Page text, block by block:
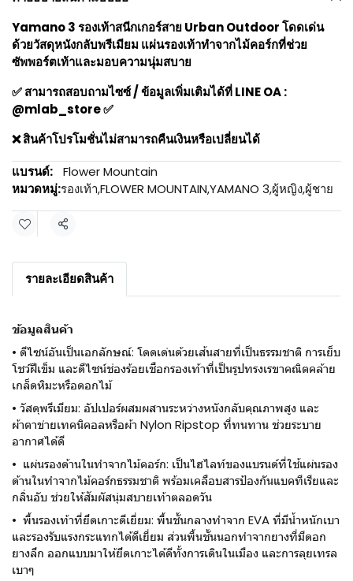
Yamano 3 รองเท้าสนีกเกอร์สาย Urban Outdoor โดดเด่น
ด้วยวัสดุหนังกลับพรีเมียม แผ่นรองเท้าทำจากไม้คอร์กที่ช่วย
ซัพพอร์ตเท้าและมอบความนุ่มสบาย
✅ สามารถสอบถามไซซ์ / ข้อมูลเพิ่มเติมได้ที่ LINE OA :
@mlab_store ✅
❌ สินค้าโปรโมชั่นไม่สามารถคืนเงินหรือเปลี่ยนได้
แบรนด์:
Flower Mountain
หมวดหมู่:รองเท้า,FLOWER MOUNTAIN,YAMANO 3,ผู้หญิง,ผู้ชาย
แชร์
รายละเอียดสินค้า
ข้อมูลสินค้า
• ดีไซน์อันเป็นเอกลักษณ์: โดดเด่นด้วยเส้นสายที่เป็นธรรมชาติ การเย็บ
โชว์ฝีเข็ม และดีไซน์ช่องร้อยเชือกรองเท้าที่เป็นรูปทรงเรขาคณิตคล้าย
เกล็ดหิมะหรือดอกไม้
• วัสดุพรีเมียม: อัปเปอร์ผสมผสานระหว่างหนังกลับคุณภาพสูง และ
ผ้าตาข่ายเทคนิคอลหรือผ้า Nylon Ripstop ที่ทนทาน ช่วยระบาย
อากาศได้ดี
• แผ่นรองด้านในทำจากไม้คอร์ก: เป็นไฮไลท์ของแบรนด์ที่ใช้แผ่นรอง
ด้านในทำจากไม้คอร์กธรรมชาติ พร้อมเคลือบสารป้องกันแบคทีเรียและ
กลิ่นอับ ช่วยให้สัมผัสนุ่มสบายเท้าตลอดวัน
• พื้นรองเท้าที่ยึดเกาะดีเยี่ยม: พื้นชั้นกลางทำจาก EVA ที่มีน้ำหนักเบา
และรองรับแรงกระแทกได้ดีเยี่ยม ส่วนพื้นชั้นนอกทำจากยางที่มีดอก
ยางลึก ออกแบบมาให้ยึดเกาะได้ดีทั้งการเดินในเมือง และการลุยเทรล
เบาๆ